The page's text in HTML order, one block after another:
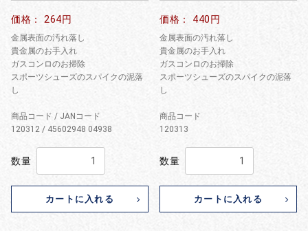
価格： 264円
金属表面の汚れ落し
貴金属のお手入れ
ガスコンロのお掃除
スポーツシューズのスパイクの泥落
し
商品コード / JANコード
120312 / 45602948 04938
数量
カートに入れる
価格： 440円
金属表面の汚れ落し
貴金属のお手入れ
ガスコンロのお掃除
スポーツシューズのスパイクの泥落
し
商品コード
120313
数量
カートに入れる